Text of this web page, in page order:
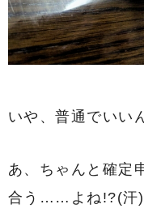
いや、普通でいい
あ、ちゃんと確定
合う……よね!?(汗)